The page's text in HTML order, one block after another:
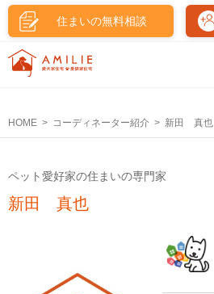
住まいの無料相談
HOME コーディネーター紹介 新田 真也
ペット愛好家の住まいの専門家
新田 真也